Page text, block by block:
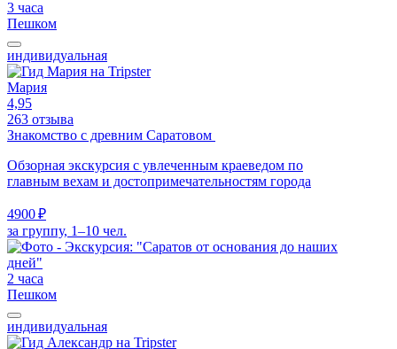
3 часа
Пешком
индивидуальная
Мария
4,95
263 отзыва
Знакомство с древним Саратовом
Обзорная экскурсия с увлеченным краеведом по
главным вехам и достопримечательностям города
4900 ₽
за группу, 1–10 чел.
2 часа
Пешком
индивидуальная